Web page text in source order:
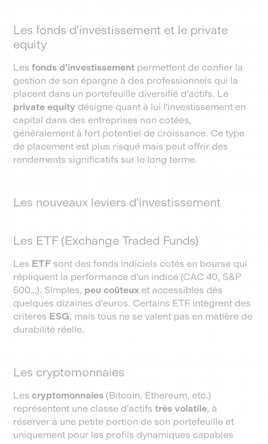
Les fonds d'investissement et le private
equity
Lesfonds d'investissement permettent de confier la
gestion de son épargne à des professionnels qui la
placent dans un portefeuille diversifié d'actifs. Le
private equity désigne quant à lui l'investissement en
capital dans des entreprises non cotées,
généralement à fort potentiel de croissance. Ce type
de placement est plus risqué mais peut offrir des
rendements significatifs sur le long terme.
Les nouveaux leviers d'investissement
Les ETF (Exchange Traded Funds)
Les ETF sont des fonds indiciels cotés en bourse qui
répliquent la performance d'un indice (CAC 40, S&P
500…). Simples, peu coûteux et accessibles dès
quelques dizaines d'euros. Certains ETF intègrent des
critères ESG, mais tous ne se valent pas en matière de
durabilité réelle.
Les cryptomonnaies
Lescryptomonnaies (Bitcoin, Ethereum, etc.)
représentent une classe d'actifstrès volatile, à
réserver à une petite portion de son portefeuille et
uniquement pour les profils dynamiques capables